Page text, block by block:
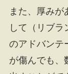
また、厚み
して（リブ
のアドバンテ
が傷んでも、